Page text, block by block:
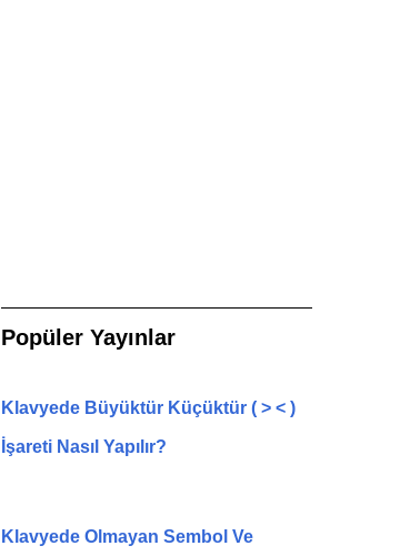
Popüler Yayınlar
Klavyede Büyüktür Küçüktür ( > < )
İşareti Nasıl Yapılır?
Klavyede Olmayan Sembol Ve